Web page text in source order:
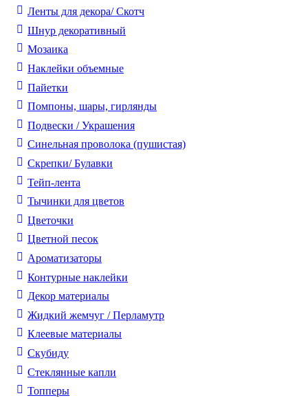
Ленты для декора/ Скотч
Шнур декоративный
Мозаика
Наклейки объемные
Пайетки
Помпоны, шары, гирлянды
Подвески / Украшения
Синельная проволока (пушистая)
Скрепки/ Булавки
Тейп-лента
Тычинки для цветов
Цветочки
Цветной песок
Ароматизаторы
Контурные наклейки
Декор материалы
Жидкий жемчуг / Перламутр
Клеевые материалы
Скубиду
Стеклянные капли
Топперы